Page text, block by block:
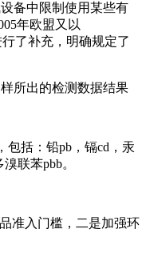
设备中限制使用某些有
年欧盟又以
行了补充，明确规定了
所出的检测数据结果
括：铅pb，镉cd，汞
联苯pbb。
入门槛，二是加强环